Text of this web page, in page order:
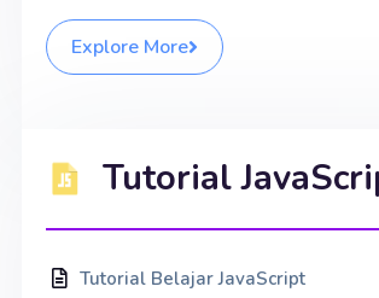
Explore More
Tutorial
Tutorial Belajar JavaScript